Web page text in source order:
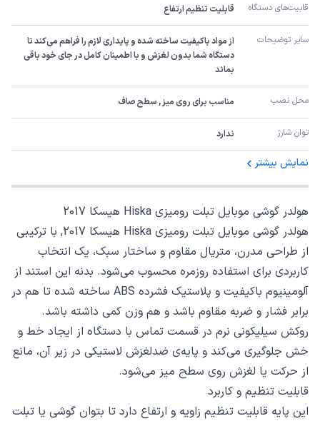
قابیت‌های دستگاه قابلیت تنظیم ارتفاع
سایر توضیحات
بماند
محل نصب مناسب برای روی میز , سطح صاف
توان شارژ ندارد
نمایش بیشتر
هولدر گوشی موبایل تبلت رومیزی Hiska هیسکا 2017
هولدر گوشی موبایل تبلت رومیزی Hiska هیسکا 2017, با ترکیبی
از طراحی مدرن، متریال مقاوم و ساختار سبک، یک انتخاب
کاربردی برای استفاده روزمره محسوب می‌شود. بدنه این استند از
آلومینیوم باکیفیت و پلاستیک فشرده ABS ساخته شده تا هم در
برابر فشار و ضربه مقاوم باشد و هم وزن کمی داشته باشد.
روکش سیلیکونی نرم در قسمت تماس با دستگاه از ایجاد خط و
خش جلوگیری می‌کند و پایه‌ی ضدلغزش لاستیکی در زیر آن، مانع
از حرکت یا لغزش روی سطح میز می‌شود.
قابلیت تنظیم و کاربرد
این پایه قابلیت تنظیم زاویه و ارتفاع دارد تا بتوان گوشی یا تبلت